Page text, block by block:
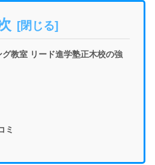
教室 リード進学塾正木校の強
ミ